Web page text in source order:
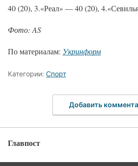
40 (20), 3.«Реал» — 40 (20),
Фото: AS
По материалам: Укринформ
Категории: Спорт
Добавить
Главпост